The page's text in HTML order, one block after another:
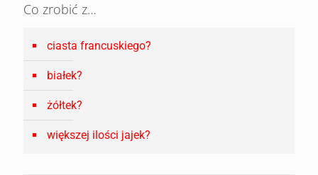
Co zrobić z…
ciasta francuskiego?
białek?
żółtek?
większej ilości jajek?